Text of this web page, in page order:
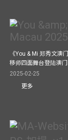
《You & Mi 郑秀文澳
移师四面舞台登陆澳
2025-02-25
更多